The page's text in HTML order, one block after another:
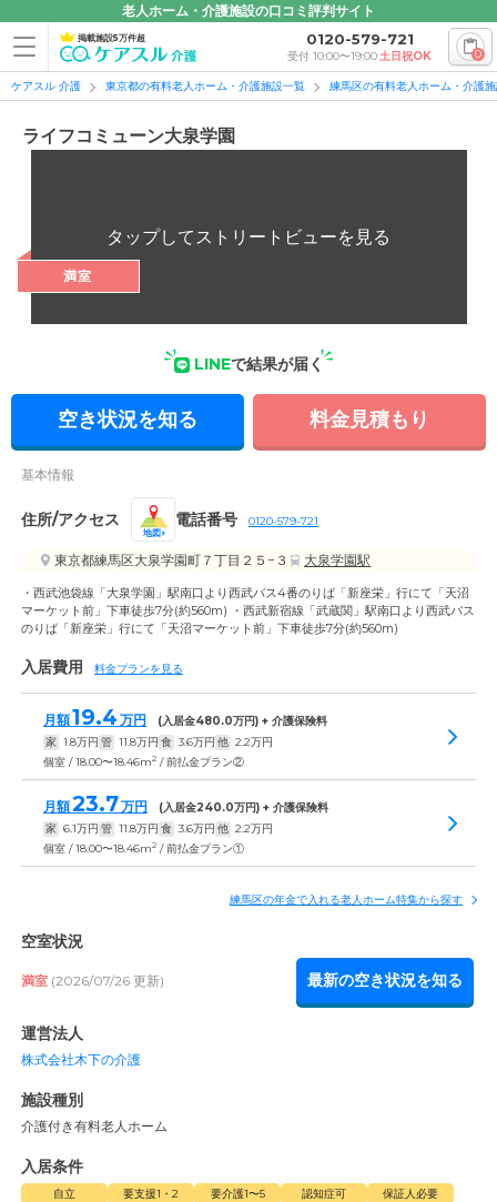
老人ホーム・介護施設の口コミ評判サイト
掲載施設5万件超 0120-579-721
受付 10:00〜19:00土日祝OK 0
ケアスル 介護 東京都の有料老人ホーム・介護施設一覧 練馬区の有料老人ホーム・介護
ライフコミューン大泉学園
満室
LINEで結果が届く
空き状況を知る 料金見積もり
基本情報
住所/アクセス
地図
電話番号 0120-579-721
東京都練馬区大泉学園町７丁目２５−３ 大泉学園駅
・西武池袋線「大泉学園」駅南口より西武バス4番のりば「新座栄」行にて「天沼
マーケット前」下車徒歩7分(約560m) ・西武新宿線「武蔵関」駅南口より西武バス
のりば「新座栄」行にて「天沼マーケット前」下車徒歩7分(約560m)
入居費用 料金プランを見る
月額19.4 万円 (入居金480.0万円) + 介護保険料
家 1.8万円 管 11.8万円 食 3.6万円 他 2.2万円
個室 / 18.00〜18.46m2 / 前払金プラン②
月額23.7万円 (入居金240.0万円) + 介護保険料
家 6.1万円 管 11.8万円 食 3.6万円 他 2.2万円
個室 / 18.00〜18.46m2 / 前払金プラン①
練馬区の年金で入れる老人ホーム特集から探す
空室状況
満室 (2026/07/26 更新) 最新の空き状況を知る
運営法人
株式会社木下の介護
施設種別
介護付き有料老人ホーム
入居条件
自立 要支援1・2 要介護1〜5 認知症可
保証人必要